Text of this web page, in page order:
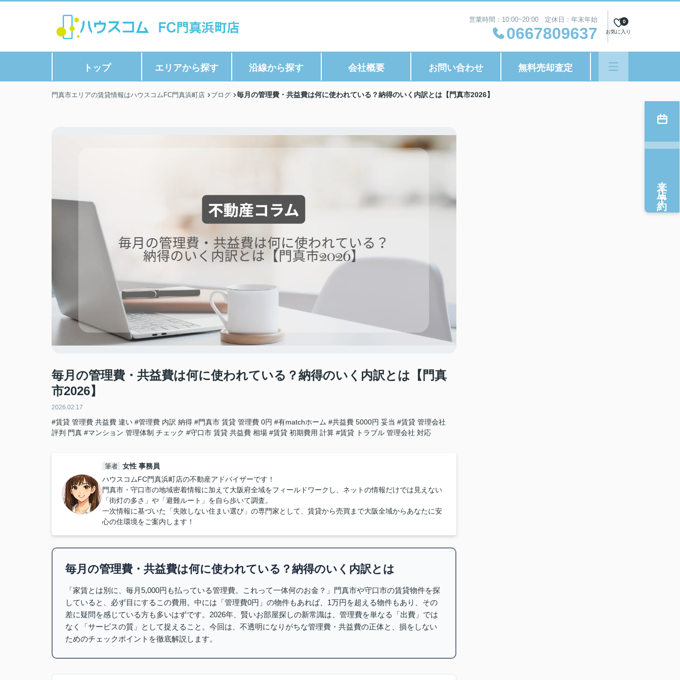
営業時間：10:00~20:00 定休日：年末年始
0667809637 お気に入り
0
トップ エリアから探す 沿線から探す 会社概要 お問い合わせ 無料売却査定
門真市エリアの賃貸情報はハウスコムFC門真浜町店 ブログ 毎月の管理費・共益費は何に使われている？納得のいく内訳とは【門真市2026】
毎月の管理費・共益費は何に使われている？納得のいく内訳とは【門真
市2026】
2026.02.17
#賃貸 管理費 共益費 違い #管理費 内訳 納得 #門真市 賃貸 管理費 0円 #有matchホーム #共益費 5000円 妥当 #賃貸 管理会社
評判 門真 #マンション 管理体制 チェック #守口市 賃貸 共益費 相場 #賃貸 初期費用 計算 #賃貸 トラブル 管理会社 対応
筆者 女性 事務員
ハウスコムFC門真浜町店の不動産アドバイザーです！
門真市・守口市の地域密着情報に加えて大阪府全域をフィールドワークし、ネットの情報だけでは見えない
「街灯の多さ」や「避難ルート」を自ら歩いて調査。
一次情報に基づいた「失敗しない住まい選び」の専門家として、賃貸から売買まで大阪全域からあなたに安
心の住環境をご案内します！
毎月の管理費・共益費は何に使われている？納得のいく内訳とは
「家賃とは別に、毎月5,000円も払っている管理費。これって一体何のお金？」門真市や守口市の賃貸物件を探
していると、必ず目にするこの費用。中には「管理費0円」の物件もあれば、1万円を超える物件もあり、その
差に疑問を感じている方も多いはずです。2026年、賢いお部屋探しの新常識は、管理費を単なる「出費」では
なく「サービスの質」として捉えること。今回は、不透明になりがちな管理費・共益費の正体と、損をしない
ためのチェックポイントを徹底解説します。
来店予約